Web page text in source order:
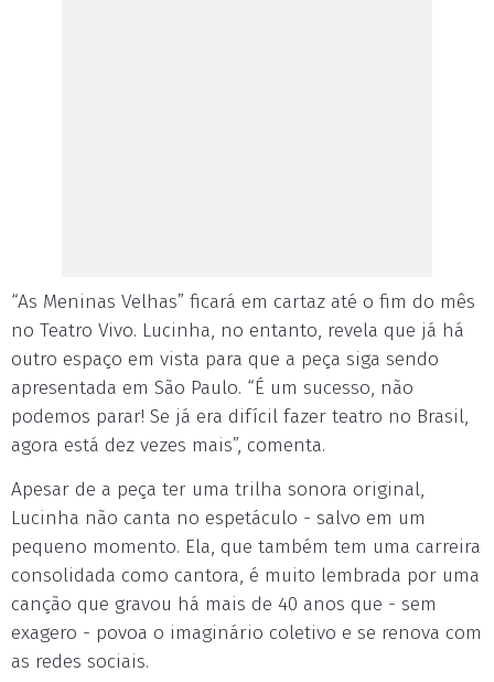
“As Meninas Velhas” ficará em cartaz até o fim do mês
no Teatro Vivo. Lucinha, no entanto, revela que já há
outro espaço em vista para que a peça siga sendo
apresentada em São Paulo. “É um sucesso, não
podemos parar! Se já era difícil fazer teatro no Brasil,
agora está dez vezes mais”, comenta.
Apesar de a peça ter uma trilha sonora original,
Lucinha não canta no espetáculo - salvo em um
pequeno momento. Ela, que também tem uma carreira
consolidada como cantora, é muito lembrada por uma
canção que gravou há mais de 40 anos que - sem
exagero - povoa o imaginário coletivo e se renova com
as redes sociais.